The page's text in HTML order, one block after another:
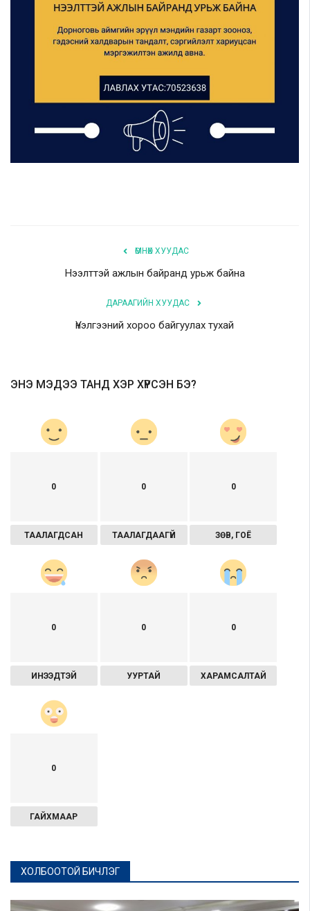
Шилэн данс
ӨМНӨХ ХУУДАС
Нээлттэй ажлын байранд урьж байна
ДАРААГИЙН ХУУДАС
Үнэлгээний хороо байгуулах тухай
ЭНЭ МЭДЭЭ ТАНД ХЭР ХҮРСЭН БЭ?
0
ТААЛАГДСАН
0
ТААЛАГДААГҮЙ
0
ЗӨВ, ГОЁ
0
ИНЭЭДТЭЙ
0
УУРТАЙ
0
ХАРАМСАЛТАЙ
0
ГАЙХМААР
ХОЛБООТОЙ БИЧЛЭГ